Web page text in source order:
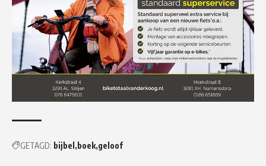
GETAGD: bijbel boek geloof